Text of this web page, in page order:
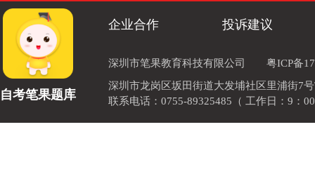
自考笔果题库
企业合作 投诉建议
深圳市笔果教育科技有限公司
粤ICP备
深圳市龙岗区坂田街道大发埔社区里浦街7
联系电话：0755-89325485（ 工作日：9：